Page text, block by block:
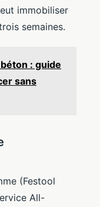
immobiliser
semaines.
: guide
sans
(Festool
All-